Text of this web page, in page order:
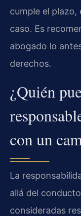
cumple el plazo,
caso. Es
abogado lo
derechos.
¿Quién
con un
La
allá del
consideradas